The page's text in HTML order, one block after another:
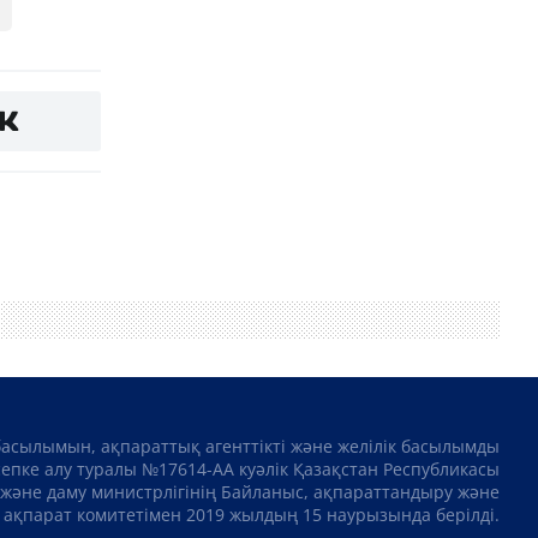
ақпараттық агенттікті және желілік басылымды
алу туралы №17614-АА куәлік Қазақстан Республикасы
даму министрлігінің Байланыс, ақпараттандыру және
ақпарат комитетімен 2019 жылдың 15 наурызында берілді.